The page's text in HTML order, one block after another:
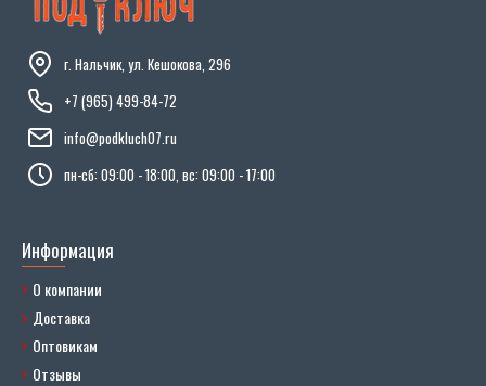
г. Нальчик, ул. Кешокова, 296
+7 (965) 499-84-72
info@podkluch07.ru
пн-сб: 09:00 - 18:00, вс: 09:00 - 17:00
Информация
О компании
Доставка
Оптовикам
Отзывы